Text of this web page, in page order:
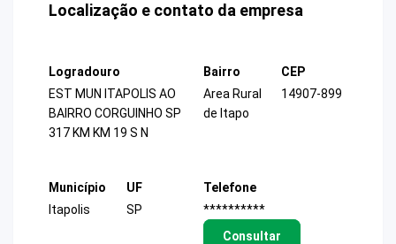
Localização e contato da empresa
Logradouro
EST MUN ITAPOLIS AO
BAIRRO CORGUINHO SP
317 KM KM 19 S N
Bairro
Area Rural
de Itapo
CEP
14907-899
Município
Itapolis
UF
SP
Telefone
**********
Consultar